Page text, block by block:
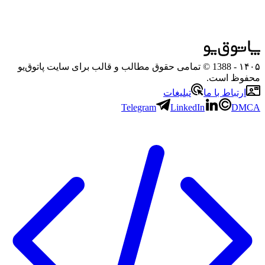
۱۴۰۵
- 1388 © تمامی حقوق مطالب و قالب برای سایت پاتوق‌یو
محفوظ است.
ارتباط با ما
تبلیغات
Telegram
LinkedIn DMCA